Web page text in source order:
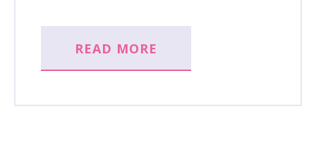
READ MORE